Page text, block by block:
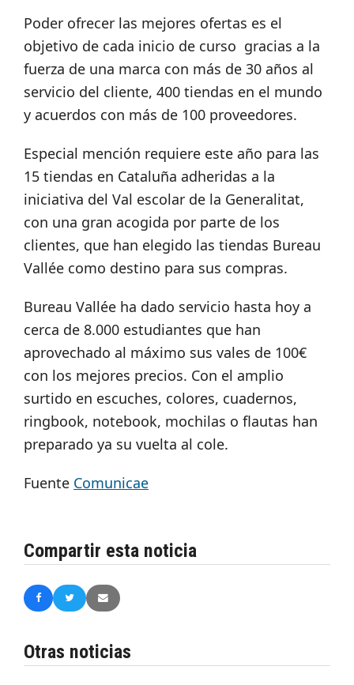
Poder ofrecer las mejores ofertas es el
objetivo de cada inicio de curso gracias a la
fuerza de una marca con más de 30 años al
servicio del cliente, 400 tiendas en el mundo
y acuerdos con más de 100 proveedores.
Especial mención requiere este año para las
15 tiendas en Cataluña adheridas a la
iniciativa del Val escolar de la Generalitat,
con una gran acogida por parte de los
clientes, que han elegido las tiendas Bureau
Vallée como destino para sus compras.
Bureau Vallée ha dado servicio hasta hoy a
cerca de 8.000 estudiantes que han
aprovechado al máximo sus vales de 100€
con los mejores precios. Con el amplio
surtido en escuches, colores, cuadernos,
ringbook, notebook, mochilas o flautas han
preparado ya su vuelta al cole.
Fuente Comunicae
Compartir esta noticia
Otras noticias